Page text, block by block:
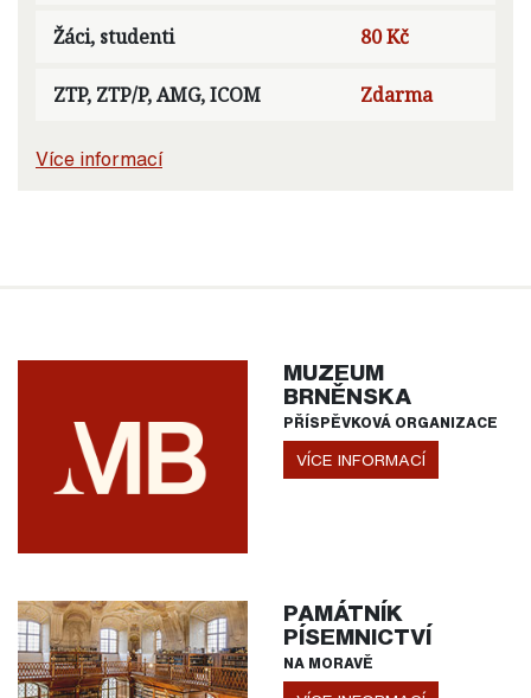
Žáci, studenti 80 Kč
ZTP, ZTP/P, AMG, ICOM Zdarma
Více informací
MUZEUM
BRNĚNSKA
PŘÍSPĚVKOVÁ ORGANIZACE
VÍCE INFORMACÍ
PAMÁTNÍK
PÍSEMNICTVÍ
NA MORAVĚ